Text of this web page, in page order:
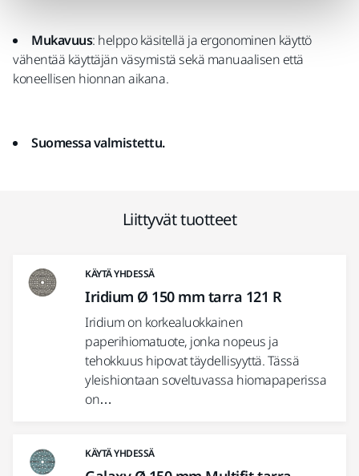
Mukavuus: helppo käsitellä ja ergonominen käyttö
vähentää käyttäjän väsymistä sekä manuaalisen että
koneellisen hionnan aikana.
Suomessa valmistettu.
Liittyvät tuotteet
KÄYTÄ YHDESSÄ
Iridium Ø 150 mm tarra 121 R
Iridium on korkealuokkainen
paperihiomatuote, jonka nopeus ja
tehokkuus hipovat täydellisyyttä. Tässä
yleishiontaan soveltuvassa hiomapaperissa
on…
KÄYTÄ YHDESSÄ